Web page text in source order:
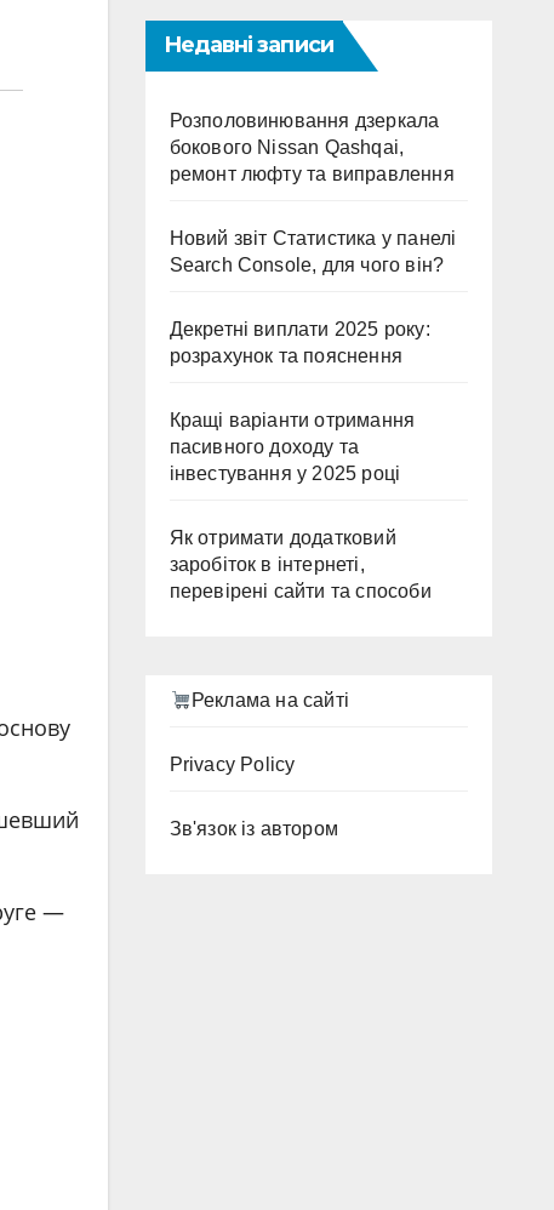
—
Недавні записи
Розполовинювання дзеркала
бокового Nissan Qashqai,
ремонт люфту та виправлення
Новий звіт Статистика у панелі
Search Console, для чого він?
Декретні виплати 2025 року:
розрахунок та пояснення
Кращі варіанти отримання
пасивного доходу та
інвестування у 2025 році
Як отримати додатковий
заробіток в інтернеті,
перевірені сайти та способи
Реклама на сайті
Privacy Policy
Зв'язок із автором